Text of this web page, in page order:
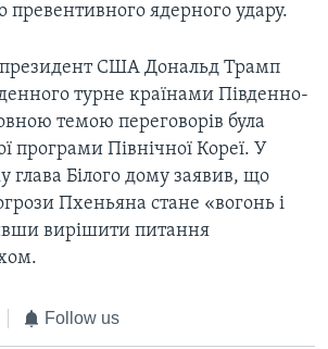
превентивного ядерного удару.
США Дональд Трамп
турне країнами Південно-
темою переговорів була
програми Північної Кореї. У
глава Білого дому заявив, що
Пхеньяна стане «вогонь і
вирішити питання
Follow us